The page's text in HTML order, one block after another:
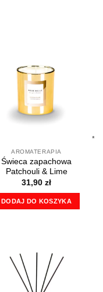
AROMATERAPIA
Świeca zapachowa
Patchouli & Lime
31,90 zł
DODAJ DO KOSZYKA